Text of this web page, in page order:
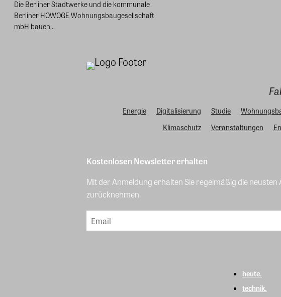
Die Berliner Stadtwerke und die kommunale
Berliner HOWOGE Wohnungsbaugesellschaft
mbH bauen...
Energie Digitalisierung Studie
Klimaschutz
Veranstaltungen
Kostenlosen Newsletter erhalten
Mit der Anmeldung erhalten Sie regelmäßig die
zurücknehmen.
heute.
technik.